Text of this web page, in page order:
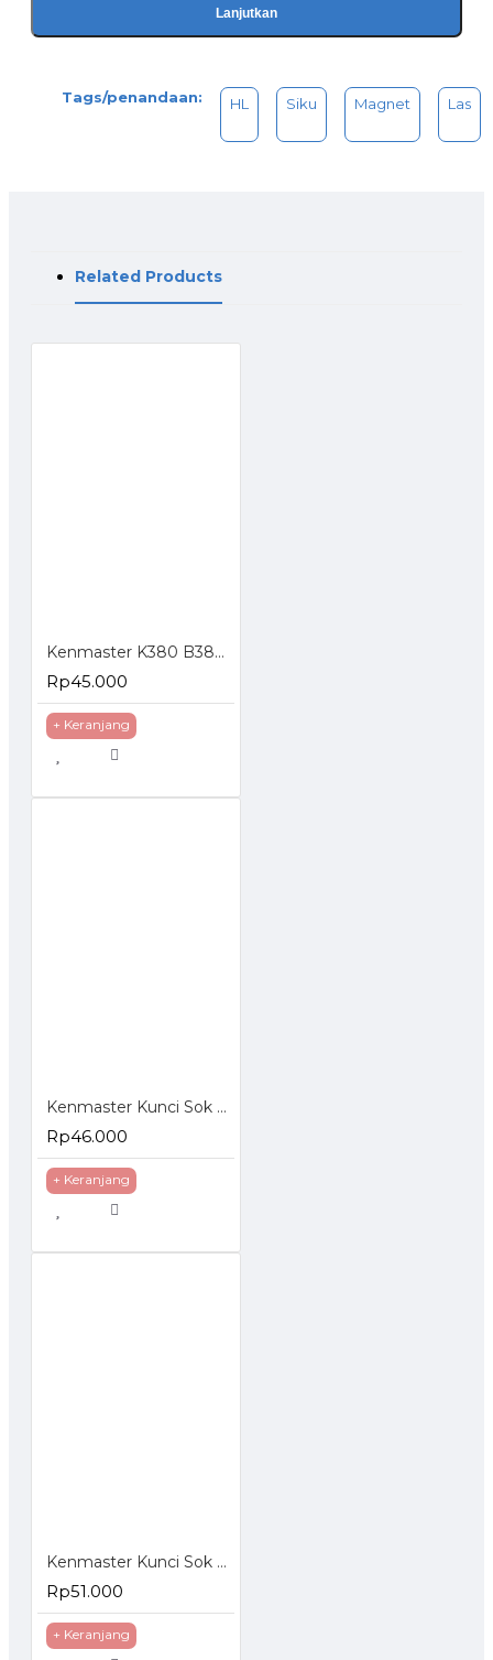
Lanjutkan
Tags/penandaan: HL Siku Magnet Las
Related Products
Kenmaster K380 B380 Tool Box Kotak Perkakas
Rp45.000
+ Keranjang
Kenmaster Kunci Sok Set 40 Pcs
Rp46.000
+ Keranjang
Kenmaster Kunci Sok Set 27 Pcs
Rp51.000
+ Keranjang